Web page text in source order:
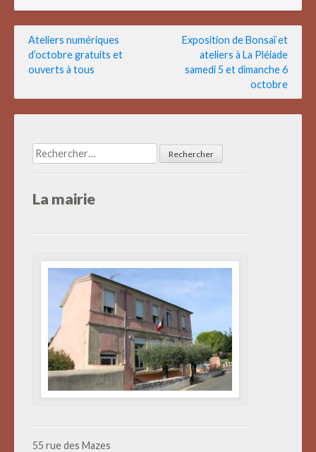
Navigation
de
Ateliers numériques
d’octobre gratuits et
ouverts à tous
Exposition de Bonsaï et
ateliers à La Pléiade
samedi 5 et dimanche 6
octobre
Rechercher :
La mairie
55 rue des Mazes